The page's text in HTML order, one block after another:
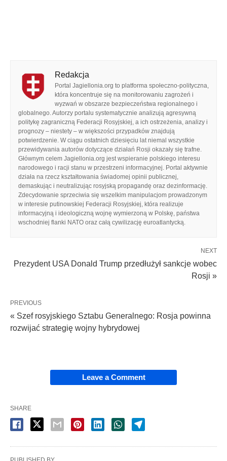
Redakcja
Portal Jagiellonia.org to platforma społeczno-polityczna,
która koncentruje się na monitorowaniu zagrożeń i
wyzwań w obszarze bezpieczeństwa regionalnego i
globalnego. Autorzy portalu systematycznie analizują agresywną
politykę zagraniczną Federacji Rosyjskiej, a ich ostrzeżenia, analizy i
prognozy – niestety – w większości przypadków znajdują
potwierdzenie. W ciągu ostatnich dziesięciu lat niemal wszystkie
przewidywania autorów dotyczące działań Rosji okazały się trafne.
Głównym celem Jagiellonia.org jest wspieranie polskiego interesu
narodowego i racji stanu w przestrzeni informacyjnej. Portal aktywnie
działa na rzecz kształtowania świadomej opinii publicznej,
demaskując i neutralizując rosyjską propagandę oraz dezinformację.
Zdecydowanie sprzeciwia się wszelkim manipulacjom prowadzonym
w interesie putinowskiej Federacji Rosyjskiej, która realizuje
informacyjną i ideologiczną wojnę wymierzoną w Polskę, państwa
wschodniej flanki NATO oraz całą cywilizację euroatlantycką.
NEXT
Prezydent USA Donald Trump przedłużył sankcje wobec
Rosji »
PREVIOUS
« Szef rosyjskiego Sztabu Generalnego: Rosja powinna
rozwijać strategię wojny hybrydowej
Leave a Comment
SHARE